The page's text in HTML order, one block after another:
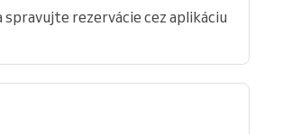
spravujte rezervácie cez aplikáciu